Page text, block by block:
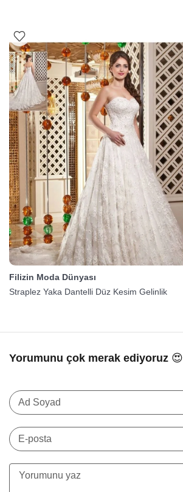
Filizin Moda Dünyası
Straplez Yaka Dantelli Düz Kesim Gelinlik
Yorumunu çok merak ediyoruz 😍
Ad Soyad
E-posta